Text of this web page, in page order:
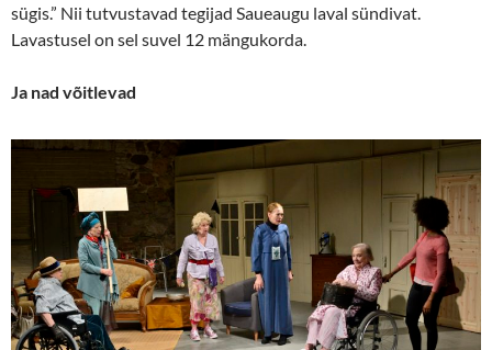
sügis.” Nii tutvustavad tegijad Saueaugu laval sündivat.
Lavastusel on sel suvel 12 mängukorda.
Ja nad võitlevad